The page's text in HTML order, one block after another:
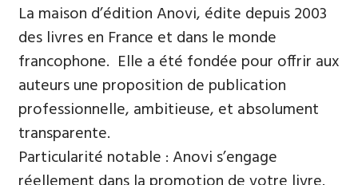
La maison d’édition Anovi, édite depuis 2003
des livres en France et dans le monde
francophone. Elle a été fondée pour offrir aux
auteurs une proposition de publication
professionnelle, ambitieuse, et absolument
transparente.
Particularité notable : Anovi s’engage